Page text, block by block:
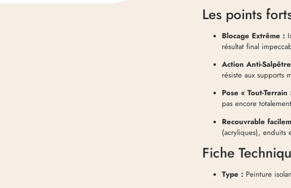
Les points
Blocage Extrême :
résultat final
Action Anti-
résiste aux supports
Pose « Tout-Terrain
pas encore
Recouvrable
(acryliques), enduits
Fiche
Type : Peinture